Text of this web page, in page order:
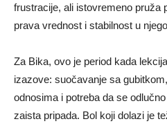
frustracije, ali istovremeno pruža
prava vrednost i stabilnost u
Za Bika, ovo je period kada
izazove: suočavanje sa
odnosima i potreba da se
zaista pripada. Bol koji dolazi je